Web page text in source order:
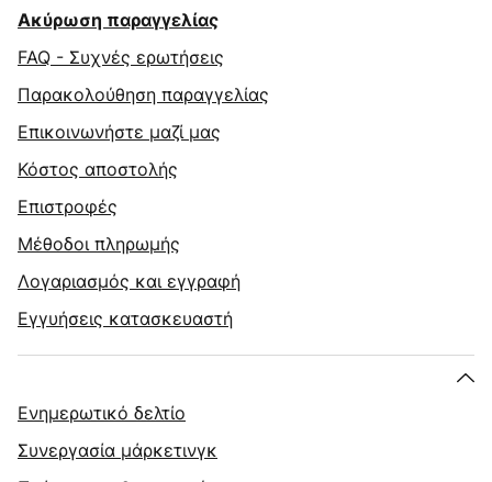
Ακύρωση παραγγελίας
FAQ - Συχνές ερωτήσεις
Παρακολούθηση παραγγελίας
Επικοινωνήστε μαζί μας
Κόστος αποστολής
Επιστροφές
Μέθοδοι πληρωμής
Λογαριασμός και εγγραφή
Εγγυήσεις κατασκευαστή
Ενημερωτικό δελτίο
Συνεργασία μάρκετινγκ